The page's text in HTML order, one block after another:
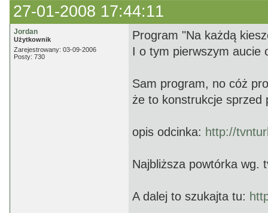
27-01-2008 17:44:11
Jordan
Użytkownik
Zarejestrowany: 03-09-2006
Posty: 730
Program "Na każdą
I o tym pierwszym aucie
Sam program, no cóż
że to konstrukcje sprzed
opis odcinka: http://
Najbliższa powtórka wg.
A dalej to szukajta tu: